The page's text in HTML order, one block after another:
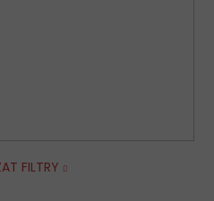
FILTRY